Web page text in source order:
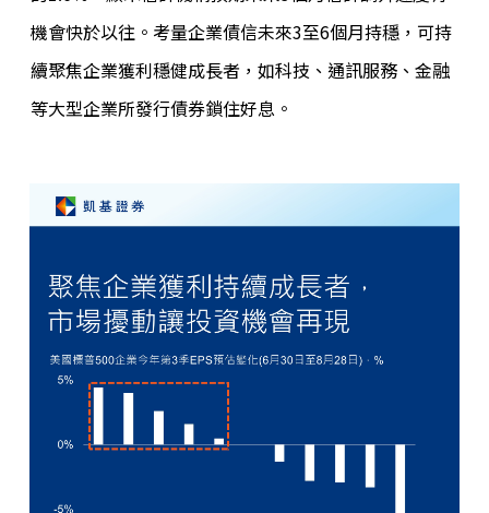
機會快於以往。考量企業債信未來3至6個月持穩，可持
續聚焦企業獲利穩健成長者，如科技、通訊服務、金融
等大型企業所發行債券鎖住好息。